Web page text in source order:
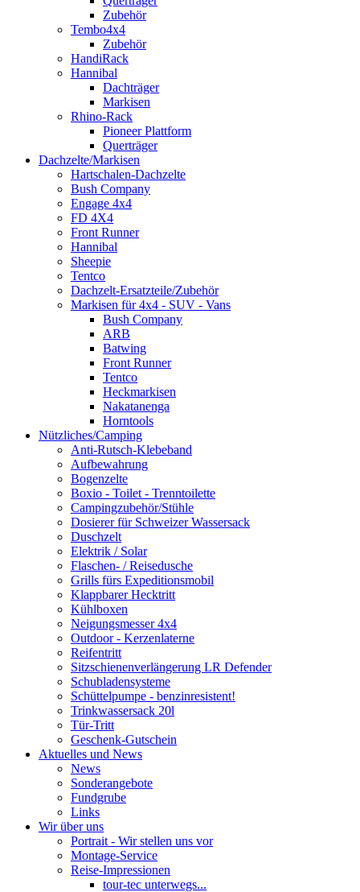
Zubehör
Tembo4x4
Zubehör
HandiRack
Hannibal
Dachträger
Markisen
Rhino-Rack
Pioneer Plattform
Querträger
Dachzelte/Markisen
Hartschalen-Dachzelte
Bush Company
Engage 4x4
FD 4X4
Front Runner
Hannibal
Sheepie
Tentco
Dachzelt-Ersatzteile/Zubehör
Markisen für 4x4 - SUV - Vans
Bush Company
ARB
Batwing
Front Runner
Tentco
Heckmarkisen
Nakatanenga
Horntools
Nützliches/Camping
Anti-Rutsch-Klebeband
Aufbewahrung
Bogenzelte
Boxio - Toilet - Trenntoilette
Campingzubehör/Stühle
Dosierer für Schweizer Wassersack
Duschzelt
Elektrik / Solar
Flaschen- / Reisedusche
Grills fürs Expeditionsmobil
Klappbarer Hecktritt
Kühlboxen
Neigungsmesser 4x4
Outdoor - Kerzenlaterne
Reifentritt
Sitzschienenverlängerung LR Defender
Schubladensysteme
Schüttelpumpe - benzinresistent!
Trinkwassersack 20l
Tür-Tritt
Geschenk-Gutschein
Aktuelles und News
News
Sonderangebote
Fundgrube
Links
Wir über uns
Portrait - Wir stellen uns vor
Montage-Service
Reise-Impressionen
tour-tec unterwegs...